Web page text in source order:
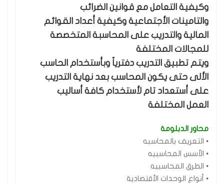
وكيفية التعامل مع قوانين الضرائب
والتامينات الأجتماعية وكيفية أعداد القوائم
المالية والتدريب على المحاسبة المتخصصة
للمجالات المختلفة
ويتم تطبيق التدريب دفترياً وبأستخدام الحاسب
الألى حتى يكون المحاسب بعد نهاية التدريب
على أستعداد تام لأستخدام كافة أساليب
العمل المختلفة
محاور الدبلومة
• التعريف بالمحاسبه
• الأسس المحاسبيه
• الطرق المحاسبيه
• أنواع الوحدات الأقتصادية